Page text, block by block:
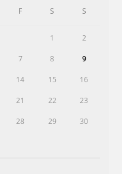
F S S
1 2
7 8 9
14 15 16
21 22 23
28 29 30